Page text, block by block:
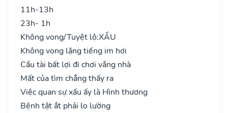
11h-13h
23h- 1h
Không vong/Tuyệt lộ:XẤU
Không vong lặng tiếng im hơi
Cầu tài bất lợi đi chơi vắng nhà
Mất của tìm chẳng thấy ra
Việc quan sự xấu ấy là Hình thương
Bệnh tật ắt phải lo lường